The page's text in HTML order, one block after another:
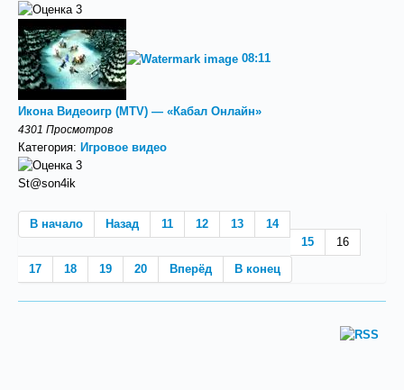
08:11
Икона Видеоигр (MTV) — «Кабал Онлайн»
4301 Просмотров
Категория: Игровое видео
St@son4ik
В начало Назад 11 12 13
14
15
16
17
18 19 20 Вперёд В конец